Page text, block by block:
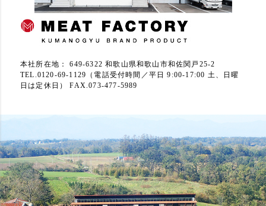
本社所在地： 649-6322 和歌山県和歌山市和佐関戸25-2
TEL.0120-69-1129（電話受付時間／平日 9:00-17:00 土、日曜
日は定休日） FAX.073-477-5989